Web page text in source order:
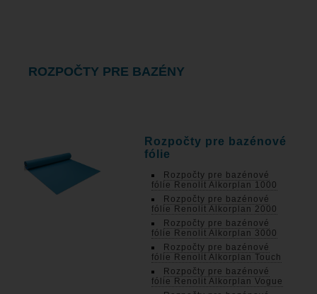
ROZPOČTY PRE BAZÉNY
Rozpočty pre bazénové
fólie
Rozpočty pre bazénové
fólie Renolit Alkorplan 1000
Rozpočty pre bazénové
fólie Renolit Alkorplan 2000
Rozpočty pre bazénové
fólie Renolit Alkorplan 3000
Rozpočty pre bazénové
fólie Renolit Alkorplan Touch
Rozpočty pre bazénové
fólie Renolit Alkorplan Vogue